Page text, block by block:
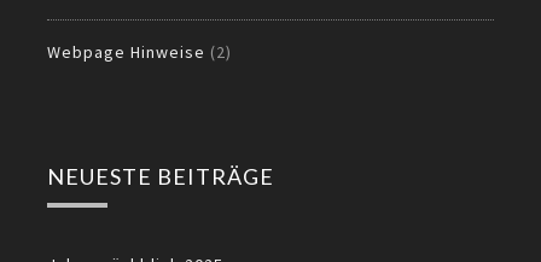
Webpage Hinweise (2)
NEUESTE BEITRÄGE